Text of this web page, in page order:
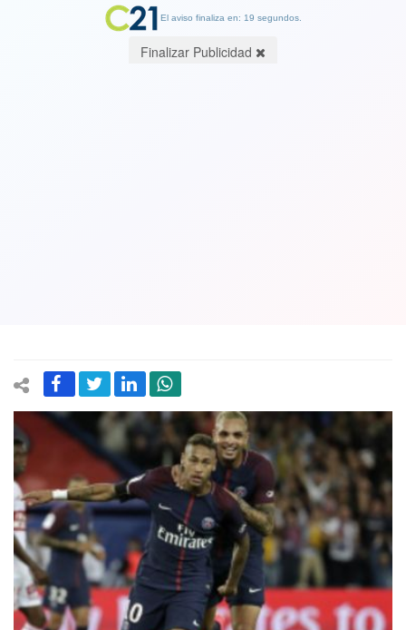
El aviso finaliza en: 19 segundos.
Finalizar Publicidad